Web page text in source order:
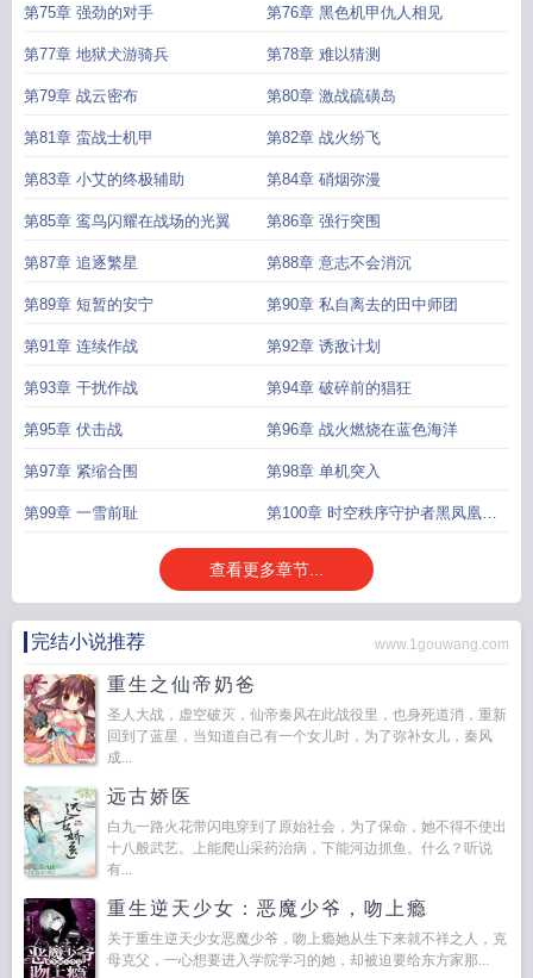
第75章 强劲的对手 第76章 黑色机甲仇人相见
第77章 地狱犬游骑兵 第78章 难以猜测
第79章 战云密布 第80章 激战硫磺岛
第81章 蛮战士机甲 第82章 战火纷飞
第83章 小艾的终极辅助 第84章 硝烟弥漫
第85章 鸾鸟闪耀在战场的光翼 第86章 强行突围
第87章 追逐繁星 第88章 意志不会消沉
第89章 短暂的安宁 第90章 私自离去的田中师团
第91章 连续作战 第92章 诱敌计划
第93章 干扰作战 第94章 破碎前的猖狂
第95章 伏击战 第96章 战火燃烧在蓝色海洋
第97章 紧缩合围 第98章 单机突入
第99章 一雪前耻 第100章 时空秩序守护者黑凤凰哈
帕斯高达
查看更多章节...
完结小说推荐 www.1gouwang.com
重生之仙帝奶爸
圣人大战，虚空破灭，仙帝秦风在此战役里，也身死道消，重新
回到了蓝星，当知道自己有一个女儿时，为了弥补女儿，秦风
成...
远古娇医
白九一路火花带闪电穿到了原始社会，为了保命，她不得不使出
十八般武艺。上能爬山采药治病，下能河边抓鱼。什么？听说
有...
重生逆天少女：恶魔少爷，吻上瘾
关于重生逆天少女恶魔少爷，吻上瘾她从生下来就不祥之人，克
母克父，一心想要进入学院学习的她，却被迫要给东方家那...